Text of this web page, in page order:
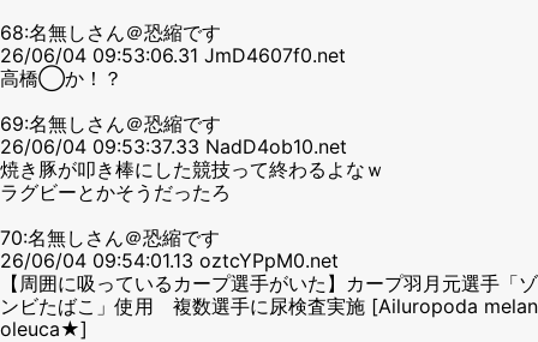
68:名無しさん＠恐縮です
26/06/04 09:53:06.31 JmD4607f0.net
高橋◯か！？
69:名無しさん＠恐縮です
26/06/04 09:53:37.33 NadD4ob10.net
焼き豚が叩き棒にした競技って終わるよなｗ
ラグビーとかそうだったろ
70:名無しさん＠恐縮です
26/06/04 09:54:01.13 oztcYPpM0.net
【周囲に吸っているカープ選手がいた】カープ羽月元選手「ゾ
ンビたばこ」使用 複数選手に尿検査実施 [Ailuropoda melan
oleuca★]